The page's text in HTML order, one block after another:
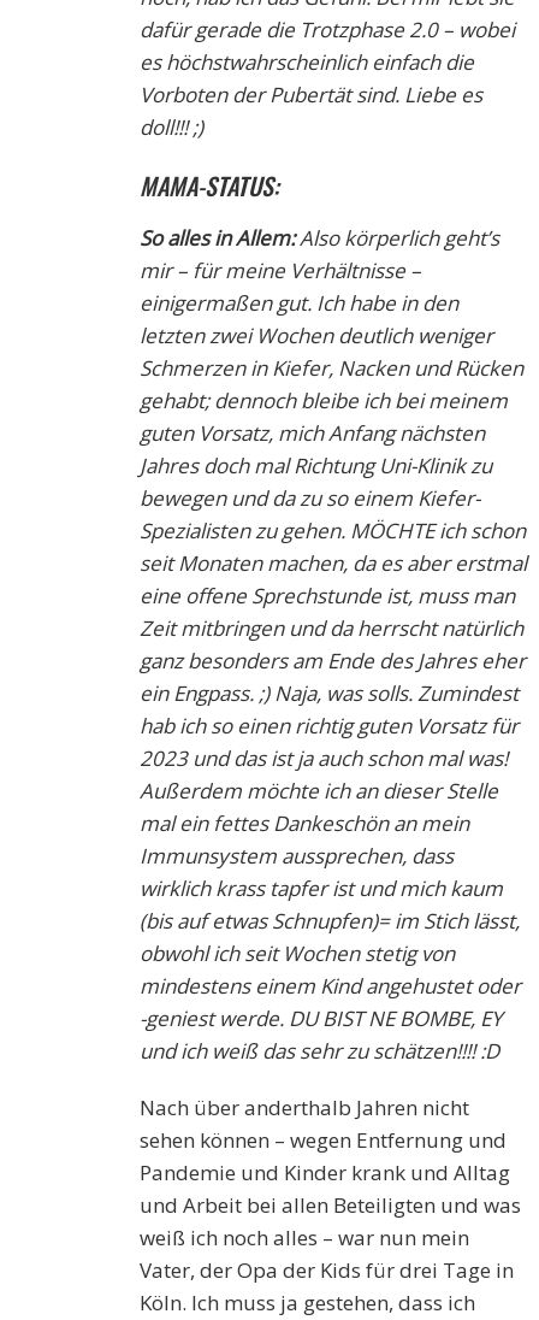
dafür gerade die Trotzphase 2.0 – wobei
es höchstwahrscheinlich einfach die
Vorboten der Pubertät sind. Liebe es
doll!!! ;)
MAMA-STATUS:
So alles in Allem:Also körperlich geht’s
mir – für meine Verhältnisse –
einigermaßen gut. Ich habe in den
letzten zwei Wochen deutlich weniger
Schmerzen in Kiefer, Nacken und Rücken
gehabt; dennoch bleibe ich bei meinem
guten Vorsatz, mich Anfang nächsten
Jahres doch mal Richtung Uni-Klinik zu
bewegen und da zu so einem Kiefer-
Spezialisten zu gehen. MÖCHTE ich schon
seit Monaten machen, da es aber erstmal
eine offene Sprechstunde ist, muss man
Zeit mitbringen und da herrscht natürlich
ganz besonders am Ende des Jahres eher
ein Engpass. ;) Naja, was solls. Zumindest
hab ich so einen richtig guten Vorsatz für
2023 und das ist ja auch schon mal was!
Außerdem möchte ich an dieser Stelle
mal ein fettes Dankeschön an mein
Immunsystem aussprechen, dass
wirklich krass tapfer ist und mich kaum
(bis auf etwas Schnupfen)= im Stich lässt,
obwohl ich seit Wochen stetig von
mindestens einem Kind angehustet oder
-geniest werde. DU BIST NE BOMBE, EY
und ich weiß das sehr zu schätzen!!!! :D
Nach über anderthalb Jahren nicht
sehen können – wegen Entfernung und
Pandemie und Kinder krank und Alltag
und Arbeit bei allen Beteiligten und was
weiß ich noch alles – war nun mein
Vater, der Opa der Kids für drei Tage in
Köln. Ich muss ja gestehen, dass ich